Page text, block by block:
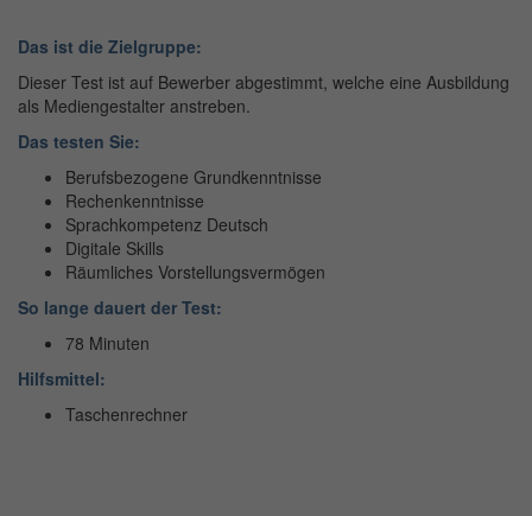
Das ist die Zielgruppe:
Dieser Test ist auf Bewerber abgestimmt, welche eine Ausbildung
als Mediengestalter anstreben.
Das testen Sie:
Berufsbezogene Grundkenntnisse
Rechenkenntnisse
Sprachkompetenz Deutsch
Digitale Skills
Räumliches Vorstellungsvermögen
So lange dauert der Test:
78 Minuten
Hilfsmittel:
Taschenrechner